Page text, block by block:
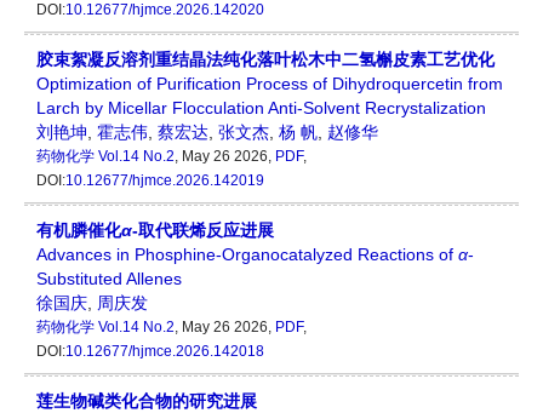
DOI:10.12677/hjmce.2026.142020
胶束絮凝反溶剂重结晶法纯化落叶松木中二氢槲皮素工艺优化
Optimization of Purification Process of Dihydroquercetin from
Larch by Micellar Flocculation Anti-Solvent Recrystalization
刘艳坤 霍志伟 蔡宏达 张文杰 杨 帆 赵修华
药物化学 Vol.14 No.2, May 26 2026, PDF,
DOI:10.12677/hjmce.2026.142019
有机膦催化α-取代联烯反应进展
Advances in Phosphine-Organocatalyzed Reactions of α-
Substituted Allenes
徐国庆
周庆发
药物化学 Vol.14 No.2, May 26 2026, PDF,
DOI:10.12677/hjmce.2026.142018
莲生物碱类化合物的研究进展